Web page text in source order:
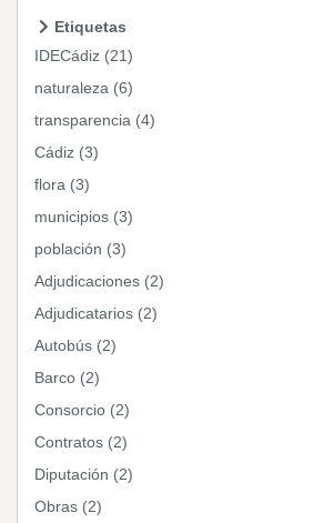
Etiquetas
IDECádiz (21)
naturaleza (6)
transparencia (4)
Cádiz (3)
flora (3)
municipios (3)
población (3)
Adjudicaciones (2)
Adjudicatarios (2)
Autobús (2)
Barco (2)
Consorcio (2)
Contratos (2)
Diputación (2)
Obras (2)